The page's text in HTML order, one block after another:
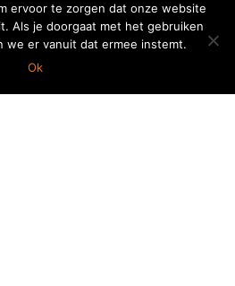
ervoor te zorgen dat onze website
Als je doorgaat met het gebruiken
we er vanuit dat ermee instemt.
Ok